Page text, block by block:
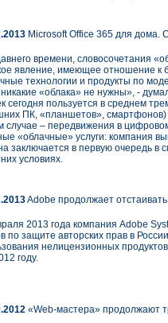
Microsoft Office 365 для дома.
времени, словосочетания
явление, имеющее отношение к
технологии и продукты по
«облака» не нужны», -
сегодня пользуется в среднем
ПК, «планшетов», смартфонов)
случае – передвижения в
«облачные» услуги: компания
заключается в первую очередь в
условиях.
Adobe продолжает
2013 года компания Adobe
по защите авторских прав в
нелицензионных
году.
«Web-мастера» продолжают